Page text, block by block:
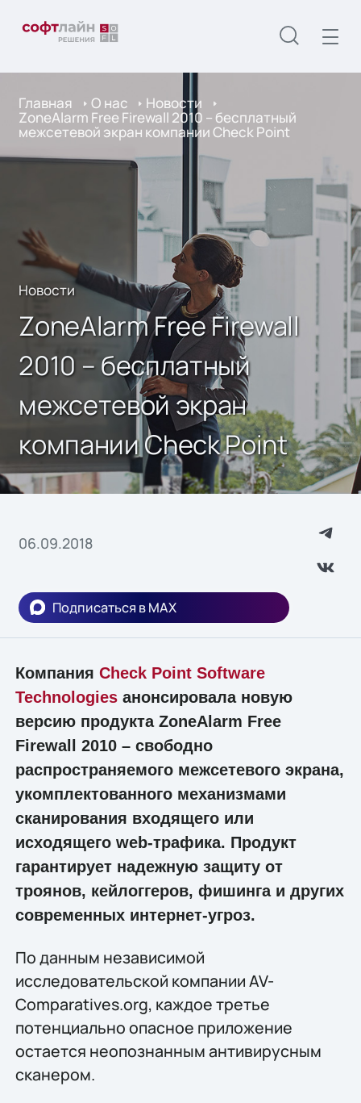
Главная О нас Новости
ZoneAlarm Free Firewall 2010 – бесплатный
межсетевой экран компании Check Point
Новости
ZoneAlarm Free Firewall
2010 – бесплатный
межсетевой экран
компании Check Point
06.09.2018
Подписаться в MAX
Компания Check Point Software
Technologiesанонсировала новую
версию продукта ZoneAlarm Free
Firewall 2010 – свободно
распространяемого межсетевого экрана,
укомплектованного механизмами
сканирования входящего или
исходящего web-трафика. Продукт
гарантирует надежную защиту от
троянов, кейлоггеров, фишинга и других
современных интернет-угроз.
По данным независимой
исследовательской компании AV-
Comparatives.org, каждое третье
потенциально опасное приложение
остается неопознанным антивирусным
сканером.